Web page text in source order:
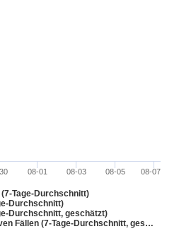
Tage-Durchschnitt)
Durchschnitt)
Durchschnitt, geschätzt)
Fällen (7-Tage-Durchschnitt, ges…
08-01 08-03 08-05 08-07